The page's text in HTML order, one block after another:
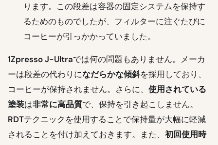
ります。この段差は容器の固定システムを保持す
るためのものでしたが、フィルターに注ぐたびに
コーヒーが引っかかっていました。
1Zpresso J-Ultraでは何の問題もありません。メーカ
ーは段差の代わりになだらかな傾斜を採用しており、
コーヒーが保持されません。さらに、 使用されている
塗装は非常に高品質で、保持を引き起こしません。
RDTテクニックを使用することで保持量が大幅に軽減
されることを付け加えておきます。また、 初回使用時